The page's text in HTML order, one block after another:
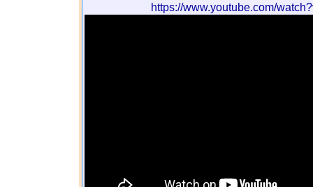
https://www.youtube.com/